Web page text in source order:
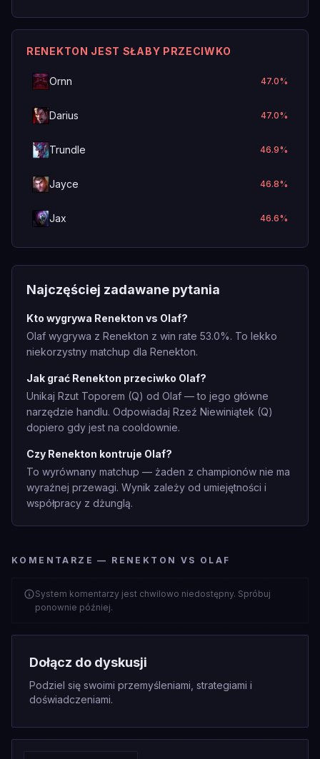
RENEKTON JEST SŁABY PRZECIWKO
Ornn 47.0%
Darius 47.0%
Trundle 46.9%
Jayce 46.8%
Jax 46.6%
Najczęściej zadawane pytania
Kto wygrywa Renekton vs Olaf?
Olaf wygrywa z Renekton z win rate 53.0%. To lekko
niekorzystny matchup dla Renekton.
Jak grać Renekton przeciwko Olaf?
Unikaj Rzut Toporem (Q) od Olaf — to jego główne
narzędzie handlu. Odpowiadaj Rzeź Niewiniątek (Q)
dopiero gdy jest na cooldownie.
Czy Renekton kontruje Olaf?
To wyrównany matchup — żaden z championów nie ma
wyraźnej przewagi. Wynik zależy od umiejętności i
współpracy z dżunglą.
KOMENTARZE — RENEKTON VS OLAF
System komentarzy jest chwilowo niedostępny. Spróbuj
ponownie później.
Dołącz do dyskusji
Podziel się swoimi przemyśleniami, strategiami i
doświadczeniami.